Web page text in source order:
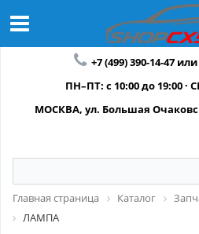
+7 (499) 390-14-47
ПН–ПТ: с 10:00 до 19:00 ·
МОСКВА, ул. Большая
Главная страница Каталог
ЛАМПА